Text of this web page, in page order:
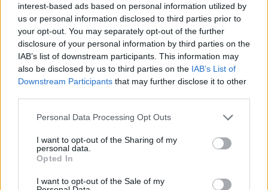
interest-based ads based on personal information utilized by
us or personal information disclosed to third parties prior to
your opt-out. You may separately opt-out of the further
disclosure of your personal information by third parties on the
IAB’s list of downstream participants. This information may
also be disclosed by us to third parties on the IAB’s List of
Downstream Participants that may further disclose it to other
Personal Data Processing Opt Outs
I want to opt-out of the Sharing of my
personal data.
Opted In
I want to opt-out of the Sale of my